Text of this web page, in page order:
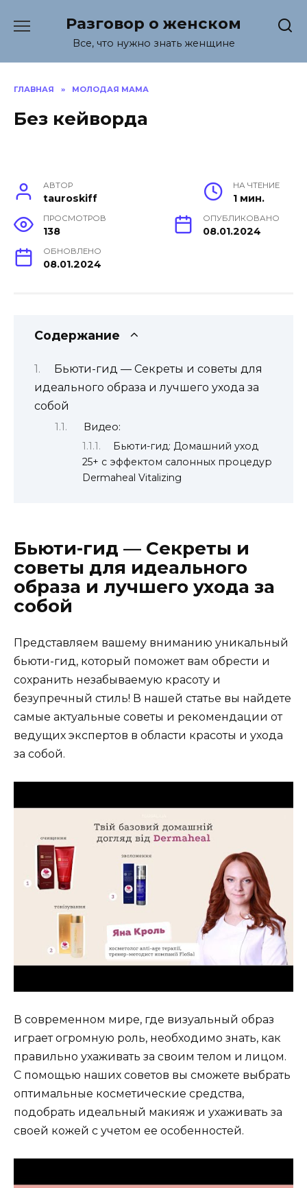
содержанию
Разговор о женском
Все, что нужно знать женщине
ГЛАВНАЯ » МОЛОДАЯ МАМА
Без кейворда
АВТОР
tauroskiff
НА ЧТЕНИЕ
1 мин.
ПРОСМОТРОВ
138
ОПУБЛИКОВАНО
08.01.2024
ОБНОВЛЕНО
08.01.2024
Содержание
Бьюти-гид — Секреты и советы для
идеального образа и лучшего ухода за
собой
Видео:
Бьюти-гид: Домашний уход
25+ с эффектом салонных процедур
Dermaheal Vitalizing
Бьюти-гид — Секреты и
советы для идеального
образа и лучшего ухода за
собой
Представляем вашему вниманию уникальный
бьюти-гид, который поможет вам обрести и
сохранить незабываемую красоту и
безупречный стиль! В нашей статье вы найдете
самые актуальные советы и рекомендации от
ведущих экспертов в области красоты и ухода
за собой.
В современном мире, где визуальный образ
играет огромную роль, необходимо знать, как
правильно ухаживать за своим телом и лицом.
С помощью наших советов вы сможете выбрать
оптимальные косметические средства,
подобрать идеальный макияж и ухаживать за
своей кожей с учетом ее особенностей.